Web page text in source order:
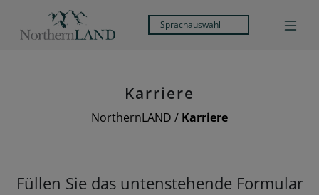
Sprachauswahl
Karriere
NorthernLAND / Karriere
Füllen Sie das untenstehende Formular